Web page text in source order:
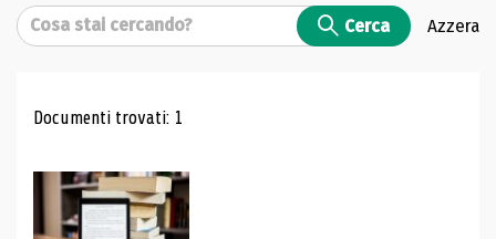
Cerca Cerca Azzera
Risultati di ricerca
Documenti trovati: 1